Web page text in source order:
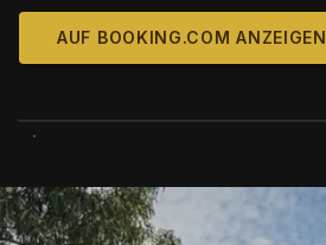
AUF BOOKING.COM ANZEIGEN